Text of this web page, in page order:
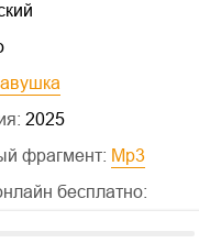
2025
фрагмент:
mp3
бесплатно: